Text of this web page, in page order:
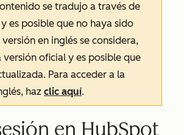
se tradujo a través de
es posible que no haya sido
versión en inglés se considera,
oficial y es posible que
Para acceder a la
haz clic aquí.
en HubSpot